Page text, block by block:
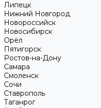
Липецк
Нижний Новгород
Новороссийск
Новосибирск
Орёл
Пятигорск
Ростов-на-Дону
Самара
Смоленск
Сочи
Ставрополь
Таганрог